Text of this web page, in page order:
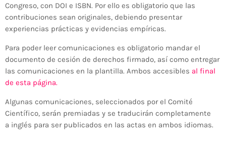
Congreso, con DOI e ISBN. Por ello es obligatorio que las
contribuciones sean originales, debiendo presentar
experiencias prácticas y evidencias empíricas.
Para poder leer comunicaciones es obligatorio mandar el
documento de cesión de derechos firmado, así como entregar
las comunicaciones en la plantilla. Ambos accesibles al final
de esta página.
Algunas comunicaciones, seleccionados por el Comité
Científico, serán premiadas y se traducirán completamente
a inglés para ser publicados en las actas en ambos idiomas.